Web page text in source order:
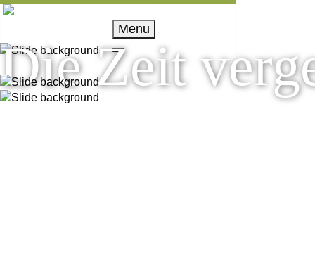
Menu
Home
Hotel
Zimmer
Die Zeit